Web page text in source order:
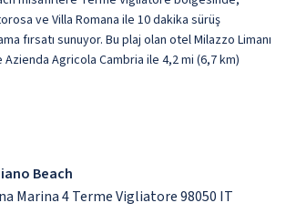
ve Villa Romana ile 10 dakika sürüş
fırsatı sunuyor. Bu plaj olan otel Milazzo Limanı
Azienda Agricola Cambria ile 4,2 mi (6,7 km)
Beach
Marina 4 Terme Vigliatore 98050 IT